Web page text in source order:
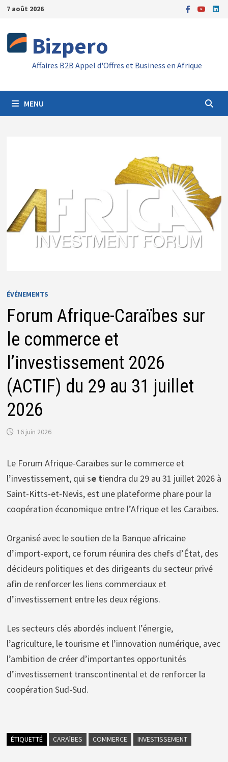
Passer
contenu
7 août 2026
Bizpero
Affaires B2B Appel d'Offres et Business en Afrique
MENU
ÉVÉNEMENTS
Forum Afrique-Caraïbes sur
le commerce et
l’investissement 2026
(ACTIF) du 29 au 31 juillet
2026
16 juin 2026
Le Forum Afrique-Caraïbes sur le commerce et
l’investissement, qui se tiendra du 29 au 31 juillet 2026 à
Saint-Kitts-et-Nevis, est une plateforme phare pour la
coopération économique entre l’Afrique et les Caraïbes.
Organisé avec le soutien de la Banque africaine
d’import-export, ce forum réunira des chefs d’État, des
décideurs politiques et des dirigeants du secteur privé
afin de renforcer les liens commerciaux et
d’investissement entre les deux régions.
Les secteurs clés abordés incluent l’énergie,
l’agriculture, le tourisme et l’innovation numérique, avec
l’ambition de créer d’importantes opportunités
d’investissement transcontinental et de renforcer la
coopération Sud-Sud.
ÉTIQUETTÉ CARAÏBES COMMERCE INVESTISSEMENT